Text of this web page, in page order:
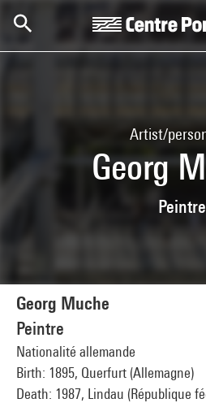
Artist/
Georg
Peintre
Georg Muche
Peintre
Nationalité allemande
Birth: 1895, Querfurt (Allemagne)
Death: 1987, Lindau (République